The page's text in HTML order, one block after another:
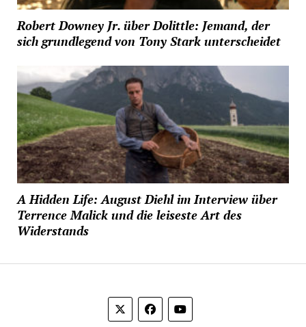
Robert Downey Jr. über Dolittle: Jemand, der
sich grundlegend von Tony Stark unterscheidet
A Hidden Life: August Diehl im Interview über
Terrence Malick und die leiseste Art des
Widerstands